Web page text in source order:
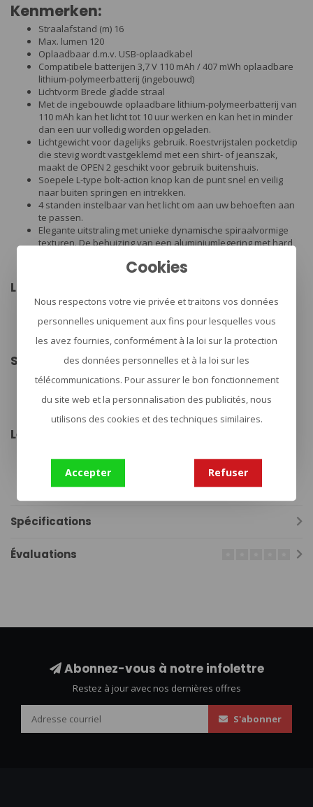
Kenmerken:
Straalafstand (m) 16
Max. lumen 120
Oplaadbaar d.m.v. USB-oplaadkabel
Compatibele batterijen 3,7 V 110 mAh / 407 mWh oplaadbare
lithium-polymeerbatterij (ingebouwd)
Lichtvorm Brede gladde straal
Met de ingebouwde oplaadbare lithium-polymeerbatterij van
110 mAh kan het licht tot 10 uur werken en kan het in minder
dan een uur volledig worden opgeladen.
Lichtgewicht voor dagelijks gebruik. Roestvrijstalen pocketclip
die stevig wordt vastgeklemd met een shirt- of jeanszak,
maakt de OPEN 2 geschikt voor gebruik buitenshuis.
Soepele L-type bolt-action knop kan de punt snel en veilig
naar buiten springen en intrekken.
4 standen instelbaar van het licht om aan uw behoeften aan
te passen.
Elegante uitstraling met unieke dynamische spiraalvormige
texturen. De behuizing van een aluminiumlegering met hard
Lichtstanden:
NIVEAU 1 (lumen) 120 | Looptijd 20 minuten
NIVEAU 2 (lumen) 60 | Looptijd 50 minuten
NIVEAU 3 (lumen) 20 | Looptijd 140 minuten
NIVEAU 4 (lumen) 5 | Looptijd 10 uur
Specificaties:
Gewicht: 38 gram (inclusief batterij en vulling)
Diameter behuizing: 12,7 mm
Gebruik EDC, buitenshuis, huishouden, kantoor
Leveringsomvang:
USB-oplaadkabel
Reserve vulling
Gebruikershandleiding
Spécifications
Évaluations
Abonnez-vous à notre infolettre
Restez à jour avec nos dernières offres
S'abonner
Cookies
Nous respectons votre vie privée et traitons vos données
personnelles uniquement aux fins pour lesquelles vous
les avez fournies, conformément à la loi sur la protection
des données personnelles et à la loi sur les
télécommunications. Pour assurer le bon fonctionnement
du site web et la personnalisation des publicités, nous
utilisons des cookies et des techniques similaires.
Accepter Refuser